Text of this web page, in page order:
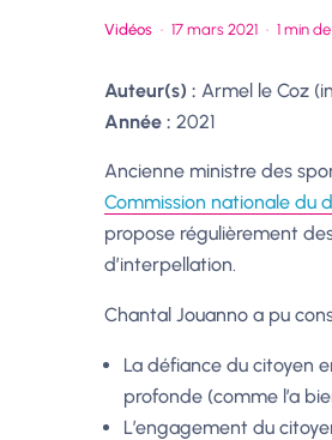
Vidéos · 17 mars 2021 · 1 min
Auteur(s) : Armel le Coz
Année : 2021
Ancienne ministre des
Commission nationale du
propose régulièrement
d’interpellation.
Chantal Jouanno a pu
La défiance du citoyen
profonde (comme l’a
L’engagement du